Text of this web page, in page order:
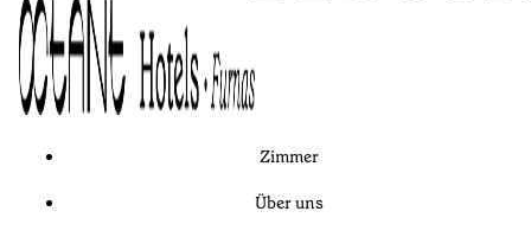
Zimmer
Über uns